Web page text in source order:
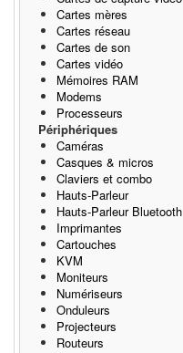
Cartes mères
Cartes réseau
Cartes de son
Cartes vidéo
Mémoires RAM
Modems
Processeurs
Périphériques
Caméras
Casques & micros
Claviers et combo
Hauts-Parleur
Hauts-Parleur Bluetooth
Imprimantes
Cartouches
KVM
Moniteurs
Numériseurs
Onduleurs
Projecteurs
Routeurs